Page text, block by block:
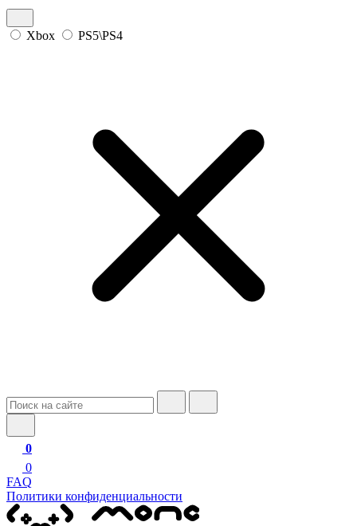
Xbox PS5\PS4
0
0
FAQ
Политики конфиденциальности